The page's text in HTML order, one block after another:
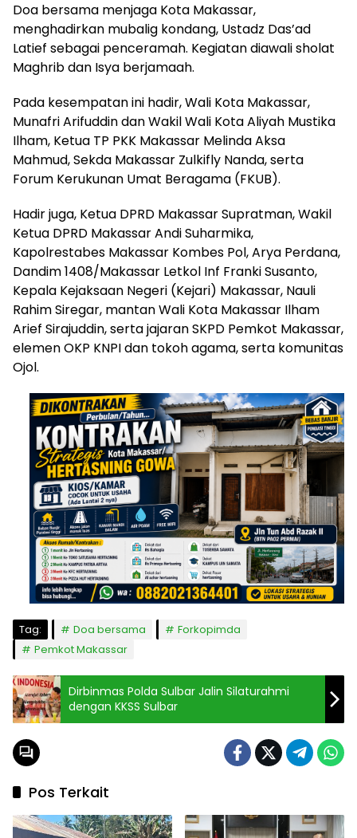
Doa bersama menjaga Kota Makassar,
menghadirkan mubalig kondang, Ustadz Das’ad
Latief sebagai penceramah. Kegiatan diawali sholat
Maghrib dan Isya berjamaah.
Pada kesempatan ini hadir, Wali Kota Makassar,
Munafri Arifuddin dan Wakil Wali Kota Aliyah Mustika
Ilham, Ketua TP PKK Makassar Melinda Aksa
Mahmud, Sekda Makassar Zulkifly Nanda, serta
Forum Kerukunan Umat Beragama (FKUB).
Hadir juga, Ketua DPRD Makassar Supratman, Wakil
Ketua DPRD Makassar Andi Suharmika,
Kapolrestabes Makassar Kombes Pol, Arya Perdana,
Dandim 1408/Makassar Letkol Inf Franki Susanto,
Kepala Kejaksaan Negeri (Kejari) Makassar, Nauli
Rahim Siregar, mantan Wali Kota Makassar Ilham
Arief Sirajuddin, serta jajaran SKPD Pemkot Makassar,
elemen OKP KNPI dan tokoh agama, serta komunitas
Ojol.
Tag: Doa bersama
Forkopimda
Pemkot Makassar
Dirbinmas Polda Sulbar Jalin Silaturahmi
dengan KKSS Sulbar
Pos Terkait